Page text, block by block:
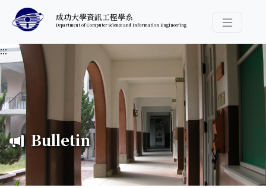
跳至中央內容區塊
成功大學資訊工程學系
Department of Computer Science and Information Engineering
導覽選
:::
Bulletin